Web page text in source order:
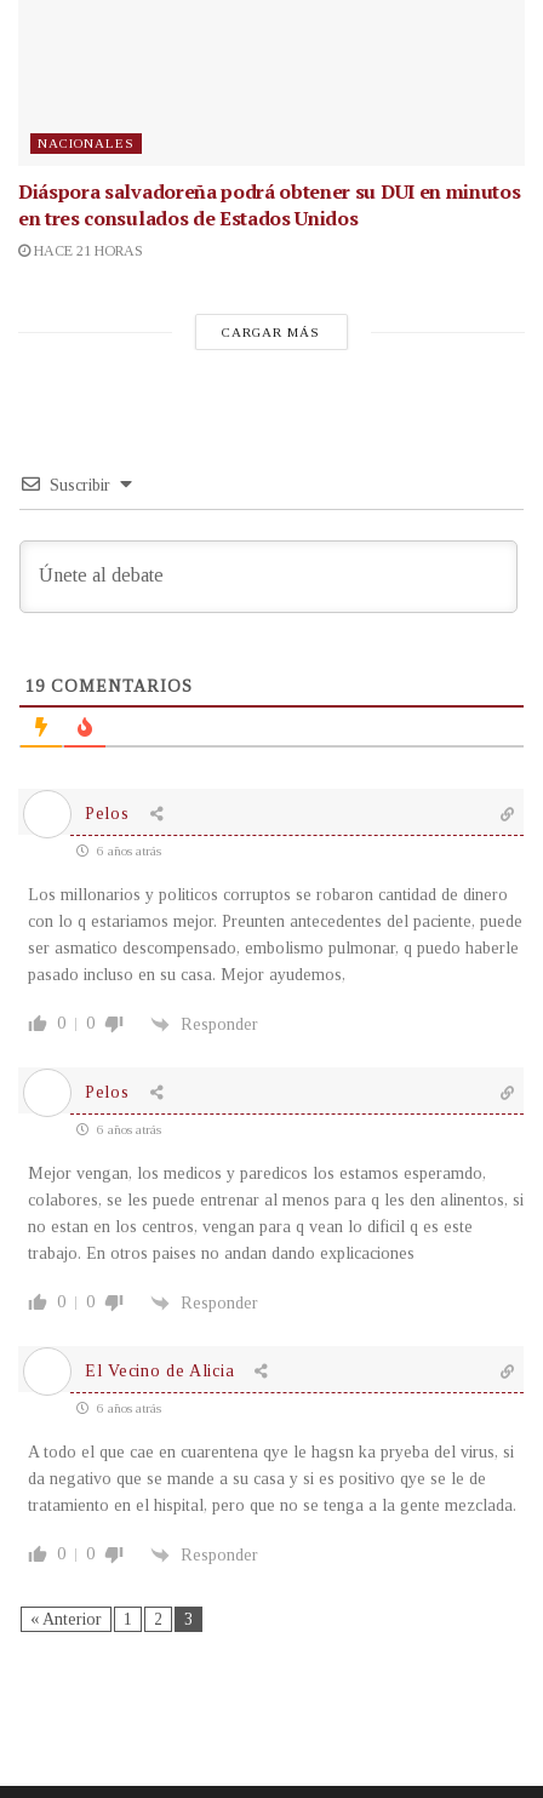
NACIONALES
Diáspora salvadoreña podrá obtener su DUI en minutos
en tres consulados de Estados Unidos
HACE 21 HORAS
CARGAR MÁS
Suscribir
19 COMENTARIOS
Pelos
6 años atrás
Los millonarios y politicos corruptos se robaron cantidad de dinero
con lo q estariamos mejor. Preunten antecedentes del paciente, puede
ser asmatico descompensado, embolismo pulmonar, q puedo haberle
pasado incluso en su casa. Mejor ayudemos,
0 0 Responder
Pelos
6 años atrás
Mejor vengan, los medicos y paredicos los estamos esperamdo,
colabores, se les puede entrenar al menos para q les den alinentos, si
no estan en los centros, vengan para q vean lo dificil q es este
trabajo. En otros paises no andan dando explicaciones
0 0 Responder
El Vecino de Alicia
6 años atrás
A todo el que cae en cuarentena qye le hagsn ka pryeba del virus, si
da negativo que se mande a su casa y si es positivo qye se le de
tratamiento en el hispital, pero que no se tenga a la gente mezclada.
0 0 Responder
« Anterior 1 2 3